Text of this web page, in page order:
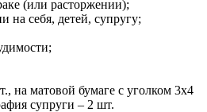
(или расторжении);
на себя, детей, супругу;
на матовой бумаге с уголком 3x4
супруги – 2 шт.